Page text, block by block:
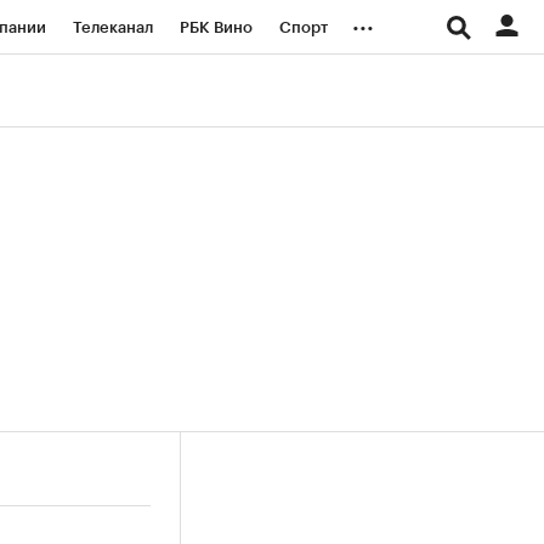
Телеканал РБК Вино Спорт ...